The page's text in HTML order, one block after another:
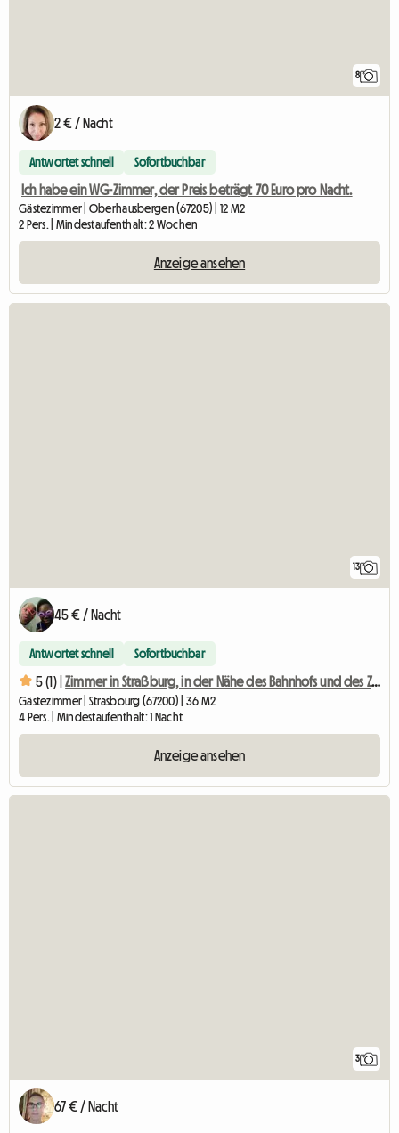
8
2 € / Nacht
Antwortet schnell Sofortbuchbar
Ich habe ein WG-Zimmer, der Preis beträgt 70 Euro pro Nacht.
Gästezimmer | Oberhausbergen (67205) | 12 M2
2 Pers. | Mindestaufenthalt: 2 Wochen
Anzeige ansehen
13
45 € / Nacht
Antwortet schnell Sofortbuchbar
5 (1) | Zimmer in Straßburg, in der Nähe des Bahnhofs und des Zénith
Gästezimmer | Strasbourg (67200) | 36 M2
4 Pers. | Mindestaufenthalt: 1 Nacht
Anzeige ansehen
3
67 € / Nacht